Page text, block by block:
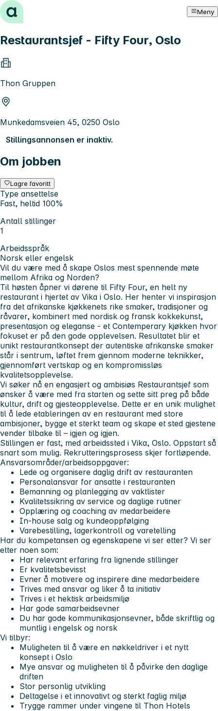
Hopp til innhold Meny
Restaurantsjef - Fifty Four, Oslo
Thon Gruppen
Munkedamsveien 45, 0250 Oslo
Stillingsannonsen er inaktiv.
Om jobben
Lagre favoritt
Type ansettelse
Fast, heltid 100%
Antall stillinger
1
Arbeidsspråk
Norsk eller engelsk
Vil du være med å skape Oslos mest spennende møte
mellom Afrika og Norden?
Til høsten åpner vi dørene til Fifty Four, en helt ny
restaurant i hjertet av Vika i Oslo. Her henter vi inspirasjon
fra det afrikanske kjøkkenets rike smaker, tradisjoner og
råvarer, kombinert med nordisk og fransk kokkekunst,
presentasjon og eleganse - et Contemperary kjøkken hvor
fokuset er på den gode opplevelsen. Resultatet blir et
unikt restaurantkonsept der autentiske afrikanske smaker
står i sentrum, løftet frem gjennom moderne teknikker,
gjennomført vertskap og en kompromissløs
kvalitetsopplevelse.
Vi søker nå en engasjert og ambisiøs Restaurantsjef som
ønsker å være med fra starten og sette sitt preg på både
kultur, drift og gjesteopplevelse. Dette er en unik mulighet
til å lede etableringen av en restaurant med store
ambisjoner, bygge et sterkt team og skape et sted gjestene
vender tilbake til – igjen og igjen.
Stillingen er fast, med arbeidssted i Vika, Oslo. Oppstart så
snart som mulig. Rekrutteringsprosess skjer fortløpende.
Ansvarsområder/arbeidsoppgaver:
Lede og organisere daglig drift av restauranten
Personalansvar for ansatte i restauranten
Bemanning og planlegging av vaktlister
Kvalitetssikring av service og daglige rutiner
Opplæring og coaching av medarbeidere
In-house salg og kundeoppfølging
Varebestilling, lagerkontroll og varetelling
Har du kompetansen og egenskapene vi ser etter? Vi ser
etter noen som:
Har relevant erfaring fra lignende stillinger
Er kvalitetsbevisst
Evner å motivere og inspirere dine medarbeidere
Trives med ansvar og liker å ta initiativ
Trives i et hektisk arbeidsmiljø
Har gode samarbeidsevner
Du har gode kommunikasjonsevner, både skriftlig og
muntlig i engelsk og norsk
Vi tilbyr:
Muligheten til å være en nøkkeldriver i et nytt
konsept i Oslo
Mye ansvar og muligheten til å påvirke den daglige
driften
Stor personlig utvikling
Deltagelse i et innovativt og sterkt faglig miljø
Trygge rammer under vingene til Thon Hotels